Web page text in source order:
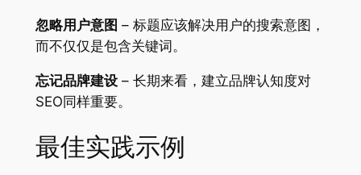
忽略用户意图 – 标题应该解决用户的搜索意图，
而不仅仅是包含关键词。
忘记品牌建设– 长期来看，建立品牌认知度对
SEO同样重要。
最佳实践示例